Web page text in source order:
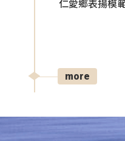
仁愛鄉表揚模
more